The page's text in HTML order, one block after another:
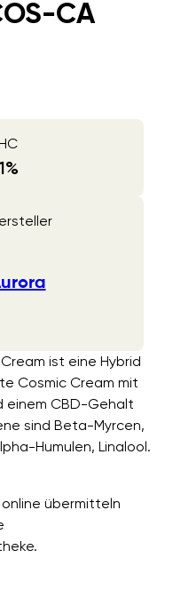
CA
%
ist eine Hybrid
Cosmic Cream mit
einem CBD-Gehalt
sind Beta-Myrcen,
Humulen, Linalool.
übermitteln